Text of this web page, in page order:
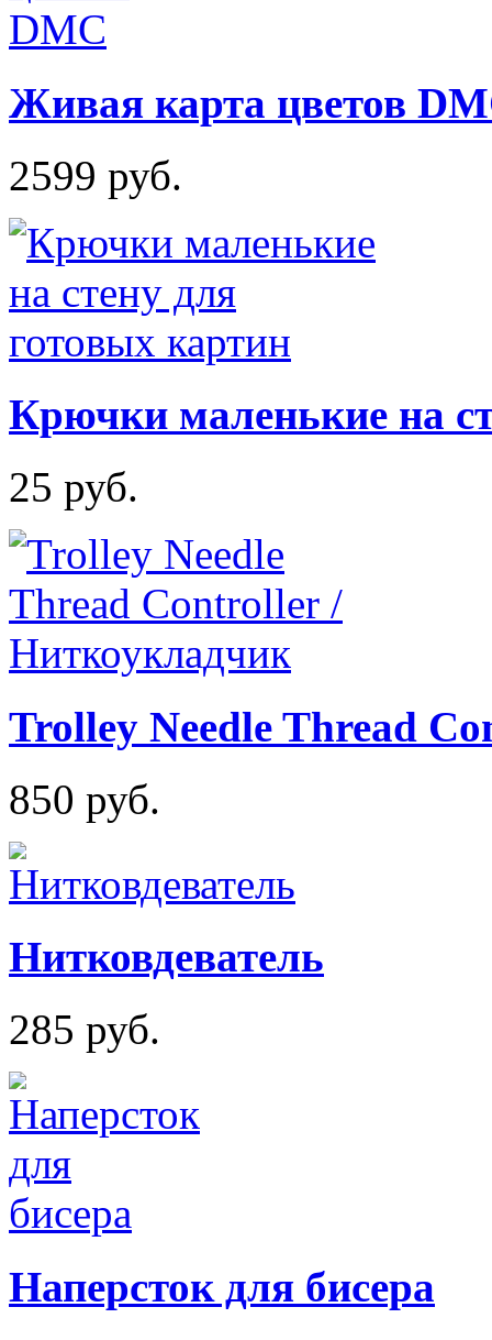
Живая карта цветов
2599 руб.
Крючки маленькие на
25 руб.
Trolley Needle Thread
850 руб.
Нитковдеватель
285 руб.
Наперсток для бисера